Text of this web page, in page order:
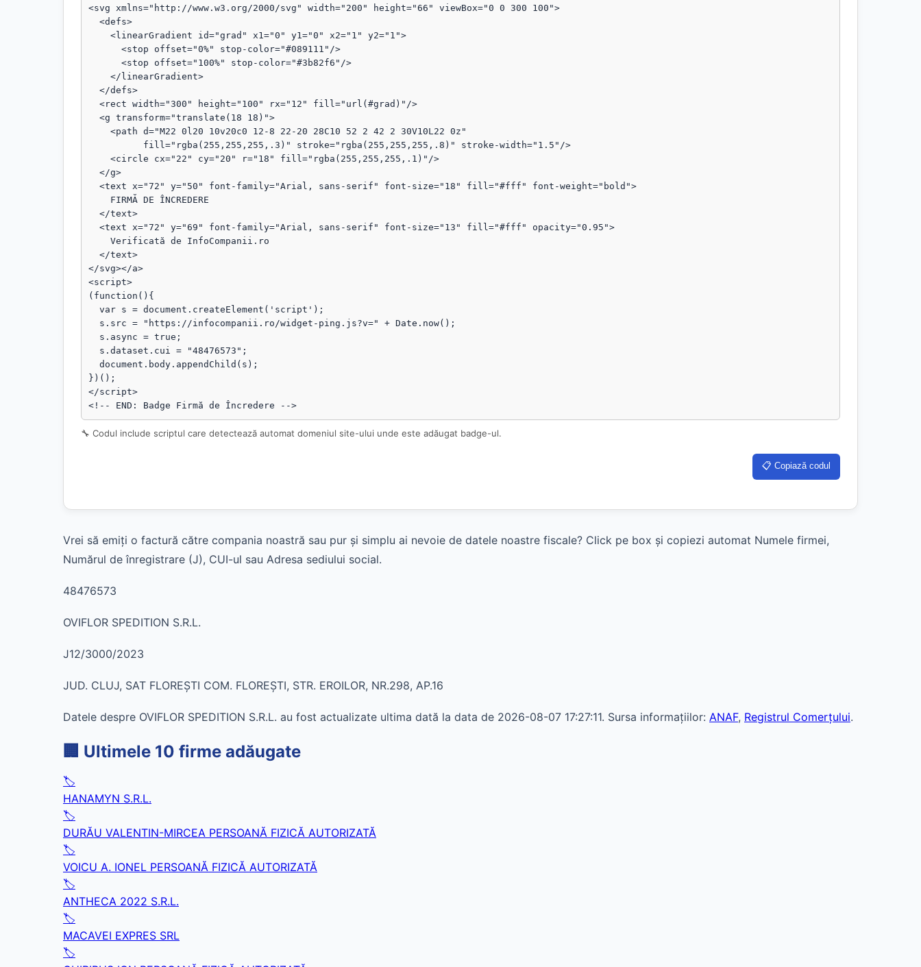
<svg xmlns="http://www.w3.org/2000/svg" width="200" height="66" viewBox="0 0 300 100">
</svg></a>
<script>
(function(){
})();
</script>
<!-- END: Badge Firmă de Încredere -->
🔧 Codul include scriptul care detectează automat domeniul site-ului unde este adăugat badge-ul.
📋 Copiază codul
Vrei să emiți o factură către compania noastră sau pur și simplu ai nevoie de datele noastre fiscale? Click pe box și copiezi automat Numele firmei,
Numărul de înregistrare (J), CUI-ul sau Adresa sediului social.
48476573
OVIFLOR SPEDITION S.R.L.
J12/3000/2023
JUD. CLUJ, SAT FLOREŞTI COM. FLOREŞTI, STR. EROILOR, NR.298, AP.16
Datele despre OVIFLOR SPEDITION S.R.L. au fost actualizate ultima dată la data de 2026-08-07 17:27:11. Sursa informațiilor: ANAF, Registrul Comerțului.
🏢 Ultimele 10 firme adăugate
🏷️
HANAMYN S.R.L.
🏷️
DURĂU VALENTIN-MIRCEA PERSOANĂ FIZICĂ AUTORIZATĂ
🏷️
VOICU A. IONEL PERSOANĂ FIZICĂ AUTORIZATĂ
🏷️
ANTHECA 2022 S.R.L.
🏷️
MACAVEI EXPRES SRL
🏷️